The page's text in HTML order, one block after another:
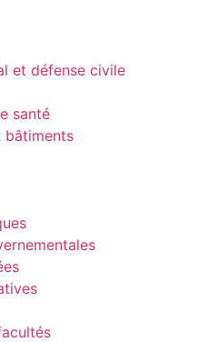
et défense civile
santé
bâtiments